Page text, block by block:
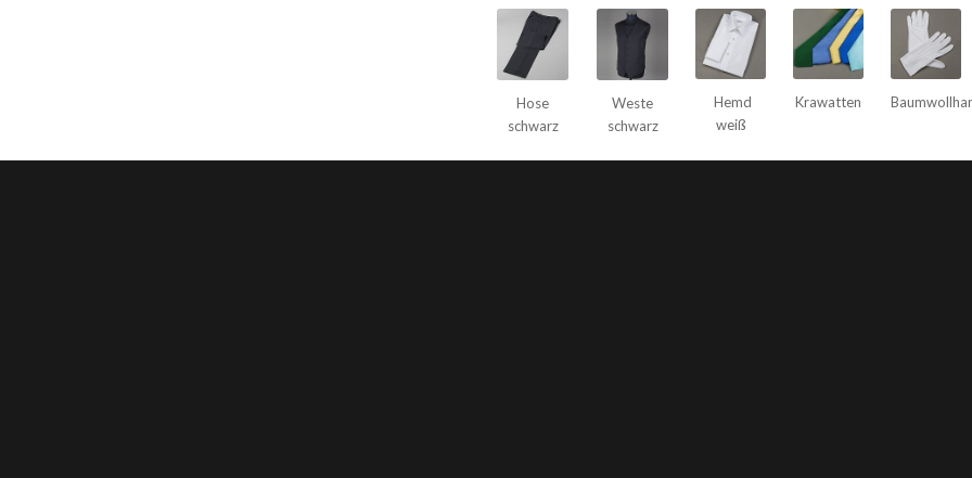
Hose
schwarz
Weste
schwarz
Hemd
weiß
Krawatten